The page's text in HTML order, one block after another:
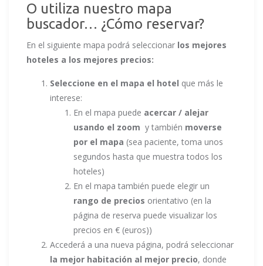
O utiliza nuestro mapa
buscador… ¿Cómo reservar?
En el siguiente mapa podrá seleccionar los mejores
hoteles a los mejores precios:
Seleccione en el mapa el hotel que más le
interese:
En el mapa puede acercar / alejar
usando el zoom y también moverse
por el mapa (sea paciente, toma unos
segundos hasta que muestra todos los
hoteles)
En el mapa también puede elegir un
rango de precios orientativo (en la
página de reserva puede visualizar los
precios en € (euros))
Accederá a una nueva página, podrá seleccionar
la mejor habitación al mejor precio, donde